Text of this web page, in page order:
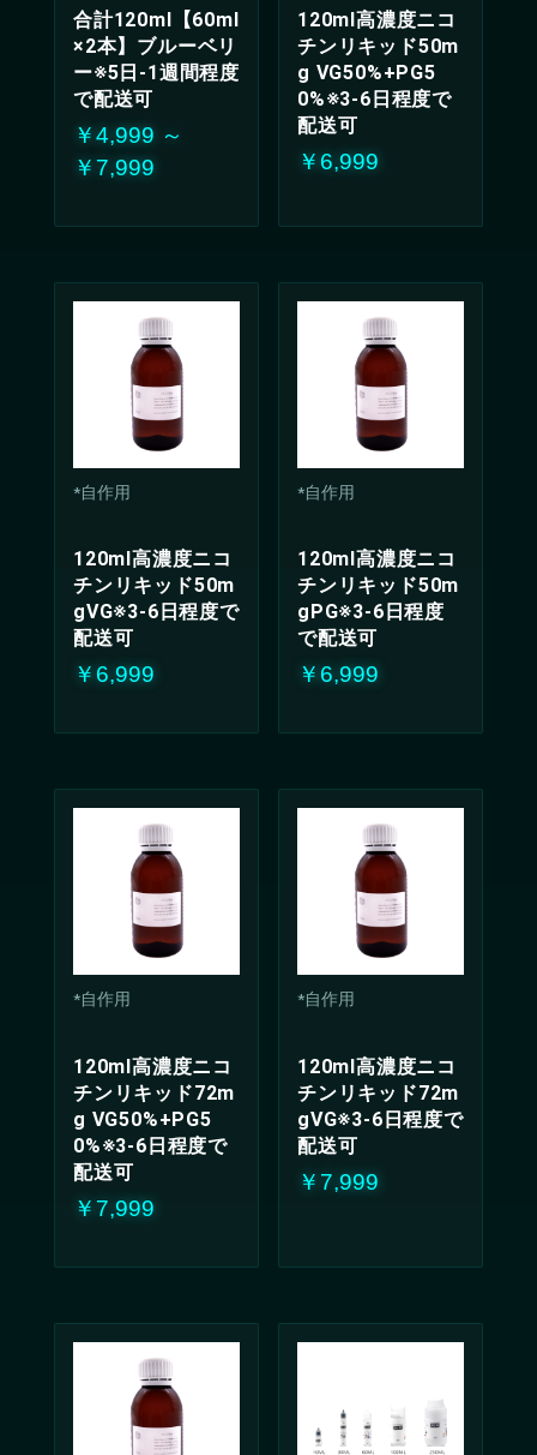
合計120ml【60ml
×2本】ブルーベリ
ー※5日-1週間程度
で配送可
￥4,999 ～
￥7,999
120ml高濃度ニコ
チンリキッド50m
g VG50%+PG5
0%※3-6日程度で
配送可
￥6,999
*自作用
120ml高濃度ニコ
チンリキッド50m
gVG※3-6日程度で
配送可
￥6,999
*自作用
120ml高濃度ニコ
チンリキッド50m
gPG※3-6日程度
で配送可
￥6,999
*自作用
120ml高濃度ニコ
チンリキッド72m
g VG50%+PG5
0%※3-6日程度で
配送可
￥7,999
*自作用
120ml高濃度ニコ
チンリキッド72m
gVG※3-6日程度で
配送可
￥7,999